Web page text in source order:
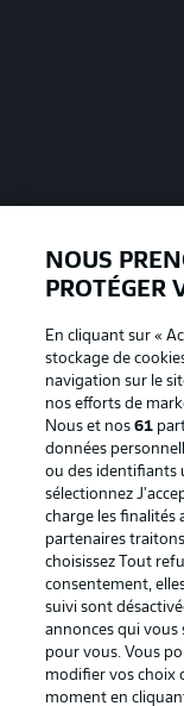
La publicité
Mentions
Déclaration de
confidentialité
NOUS
PROTÉGER
En cliquant sur «
stockage de
navigation sur le
nos efforts de
Nous et nos61
données
ou des identifiants
sélectionnez
charge les finalités
partenaires
choisissez Tout
consentement,
suivi sont
annonces qui vous
pour vous. Vous
modifier vos choix
moment en